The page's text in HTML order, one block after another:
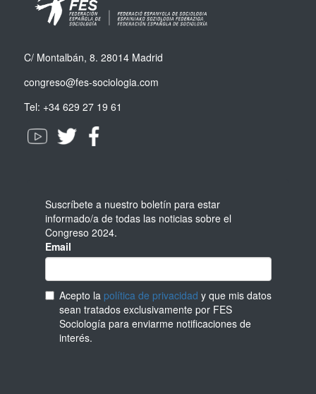
C/ Montalbán, 8. 28014 Madrid
congreso@fes-sociologia.com
Tel: +34 629 27 19 61